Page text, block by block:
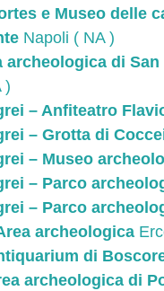
e Museo delle
Napoli ( NA )
di
)
– Anfiteatro
– Grotta di
– Museo
– Parco
– Parco
archeologica
di
archeologica di